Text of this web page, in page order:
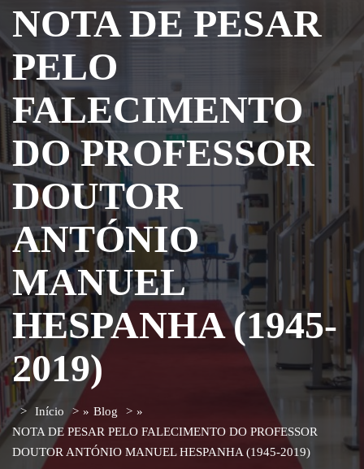
NOTA DE PESAR
PELO
FALECIMENTO
DO PROFESSOR
DOUTOR
ANTÓNIO
MANUEL
HESPANHA (1945-
2019)
Início » Blog
»
NOTA DE PESAR PELO FALECIMENTO DO PROFESSOR
DOUTOR ANTÓNIO MANUEL HESPANHA (1945-2019)